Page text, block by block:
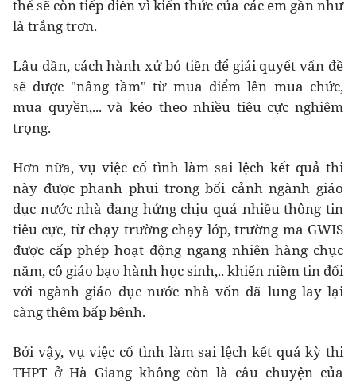
thể sẽ còn tiếp diễn vì kiến thức của các em gần như
là trắng trơn.
Lâu dần, cách hành xử bỏ tiền để giải quyết vấn đề
sẽ được "nâng tầm" từ mua điểm lên mua chức,
mua quyền,... và kéo theo nhiều tiêu cực nghiêm
trọng.
Hơn nữa, vụ việc cố tình làm sai lệch kết quả thi
này được phanh phui trong bối cảnh ngành giáo
dục nước nhà đang hứng chịu quá nhiều thông tin
tiêu cực, từ chạy trường chạy lớp, trường ma GWIS
được cấp phép hoạt động ngang nhiên hàng chục
năm, cô giáo bạo hành học sinh,.. khiến niềm tin đối
với ngành giáo dục nước nhà vốn đã lung lay lại
càng thêm bấp bênh.
Bởi vậy, vụ việc cố tình làm sai lệch kết quả kỳ thi
THPT ở Hà Giang không còn là câu chuyện của